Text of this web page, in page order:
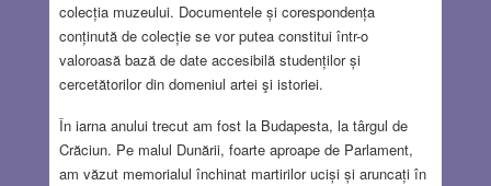
colecția muzeului. Documentele și corespondența
conținută de colecție se vor putea constitui într-o
valoroasă bază de date accesibilă studenților și
cercetătorilor din domeniul artei şi istoriei.
În iarna anului trecut am fost la Budapesta, la târgul de
Crăciun. Pe malul Dunării, foarte aproape de Parlament,
am văzut memorialul închinat martirilor uciși și aruncați în